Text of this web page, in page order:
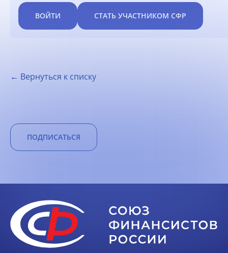
ВОЙТИ СТАТЬ УЧАСТНИКОМ СФР
← Вернуться к списку
ПОДПИСАТЬСЯ